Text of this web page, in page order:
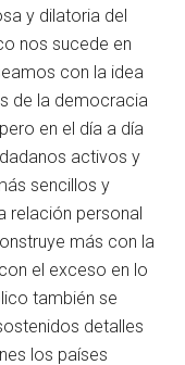
y dilatoria del
nos sucede en
con la idea
de la democracia
en el día a día
activos y
sencillos y
relación personal
más con la
el exceso en lo
también se
detalles
los países